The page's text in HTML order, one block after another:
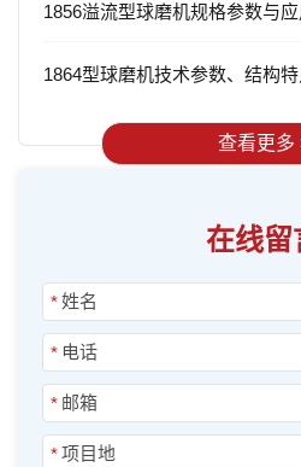
1856溢流型球磨机规格参数与应
1864型球磨机技术参数、结构
查看更多
在线留
*
*
*
*